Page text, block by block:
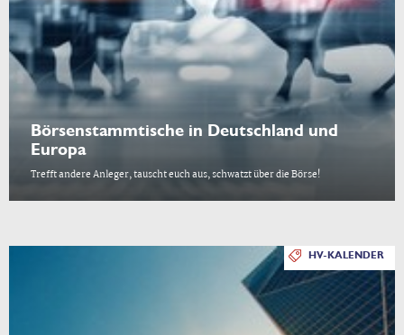
Börsenstammtische in Deutschland und
Europa
Trefft andere Anleger, tauscht euch aus, schwatzt über die Börse!
HV-KALENDER